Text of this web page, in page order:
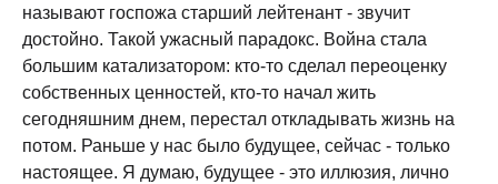
называют госпожа старший лейтенант - звучит
достойно. Такой ужасный парадокс. Война стала
большим катализатором: кто-то сделал переоценку
собственных ценностей, кто-то начал жить
сегодняшним днем, перестал откладывать жизнь на
потом. Раньше у нас было будущее, сейчас - только
настоящее. Я думаю, будущее - это иллюзия, лично